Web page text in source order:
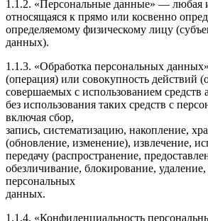
1.1.2. «Персональные данные» — любая
относящаяся к прямо или косвенно
определяемому физическому лицу
данных).
1.1.3. «Обработка персональных
(операция) или совокупность действий
совершаемых с использованием средств
без использования таких средств с
включая сбор,
запись, систематизацию, накопление,
(обновление, изменение), извлечение,
передачу (распространение,
обезличивание, блокирование,
персональных
данных.
1.1.4. «Конфиденциальность